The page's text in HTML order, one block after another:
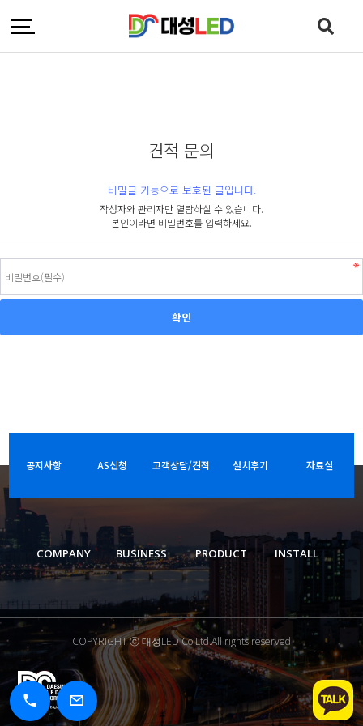
견적 문의
비밀글 기능으로 보호된 글입니다.
작성자와 관리자만 열람하실 수 있습니다.
본인이라면 비밀번호를 입력하세요.
공지사항 AS신청 고객상담/견적 설치후기 자료실
COMPANY BUSINESS PRODUCT INSTALL
COPYRIGHT ⓒ 대성LED Co.Ltd.All rights reserved